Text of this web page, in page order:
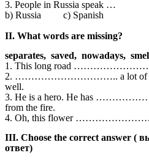
3. People in Russia
b) Russia c) Spanish
II. What words are missing?
separates, saved, nowadays,
1. This long road
2. ………………………….. a lot of
well.
3. He is a hero. He has
from the fire.
4. Oh, this flower
III. Choose the correct answer (
ответ)